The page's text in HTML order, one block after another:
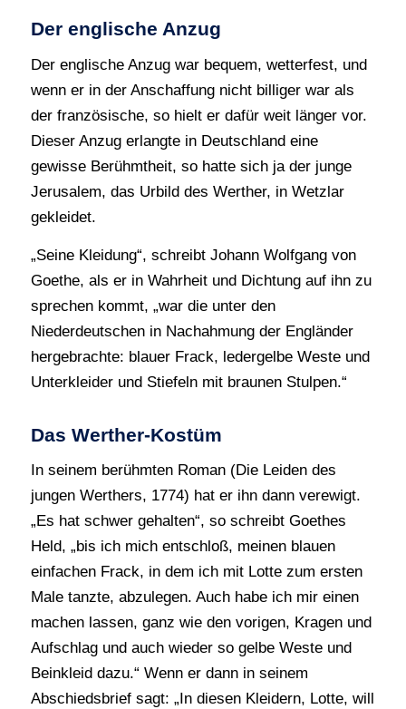
Der englische Anzug
Der englische Anzug war bequem, wetterfest, und
wenn er in der Anschaffung nicht billiger war als
der französische, so hielt er dafür weit länger vor.
Dieser Anzug erlangte in Deutschland eine
gewisse Berühmtheit, so hatte sich ja der junge
Jerusalem, das Urbild des Werther, in Wetzlar
gekleidet.
„Seine Kleidung“, schreibt Johann Wolfgang von
Goethe, als er in Wahrheit und Dichtung auf ihn zu
sprechen kommt, „war die unter den
Niederdeutschen in Nachahmung der Engländer
hergebrachte: blauer Frack, ledergelbe Weste und
Unterkleider und Stiefeln mit braunen Stulpen.“
Das Werther-Kostüm
In seinem berühmten Roman (Die Leiden des
jungen Werthers, 1774) hat er ihn dann verewigt.
„Es hat schwer gehalten“, so schreibt Goethes
Held, „bis ich mich entschloß, meinen blauen
einfachen Frack, in dem ich mit Lotte zum ersten
Male tanzte, abzulegen. Auch habe ich mir einen
machen lassen, ganz wie den vorigen, Kragen und
Aufschlag und auch wieder so gelbe Weste und
Beinkleid dazu.“ Wenn er dann in seinem
Abschiedsbrief sagt: „In diesen Kleidern, Lotte, will